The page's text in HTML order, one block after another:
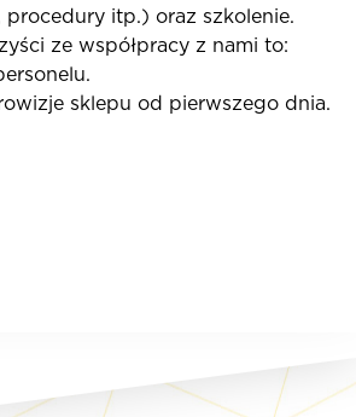
itp.) oraz szkolenie.
ze współpracy z nami to:
sklepu od pierwszego dnia.